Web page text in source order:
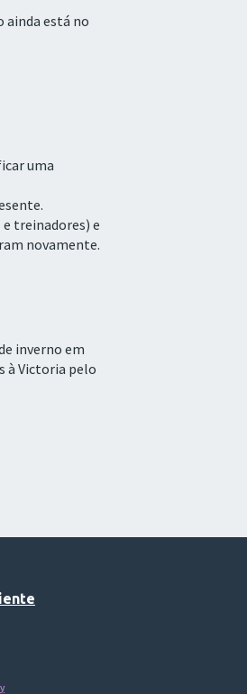
ainda está no
uma
treinadores) e
novamente.
inverno em
à Victoria pelo